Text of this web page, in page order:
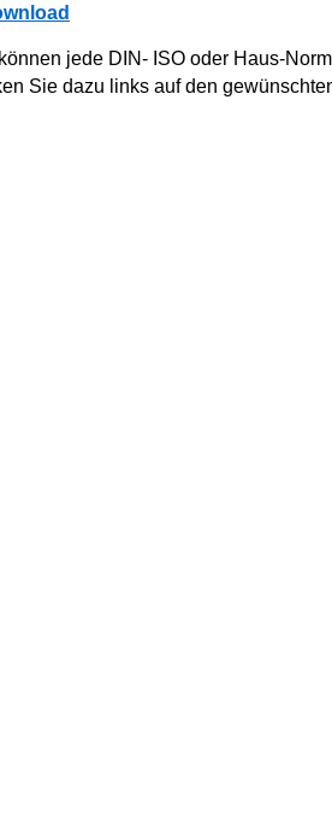
jede DIN- ISO oder Haus-
Sie dazu links auf den